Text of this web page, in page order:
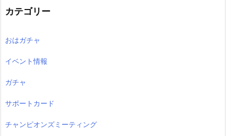
カテゴリー
おはガチャ
イベント情報
ガチャ
サポートカード
チャンピオンズミーティング